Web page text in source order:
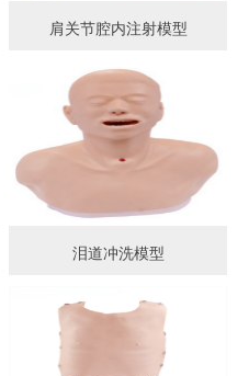
肩关节腔内注射模型
泪道冲洗模型